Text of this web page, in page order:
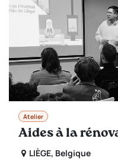
Atelier
Aides à la
LIÈGE, Belgique